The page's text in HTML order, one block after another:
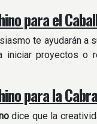
para el
te ayudarán a
iniciar proyectos o
para la Cabra
dice que la